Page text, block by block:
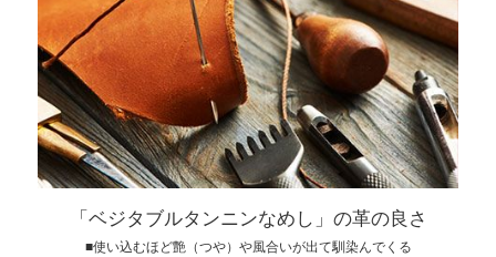
「ベジタブルタンニンなめし」の革の良さ
■使い込むほど艶（つや）や風合いが出て馴染んでくる